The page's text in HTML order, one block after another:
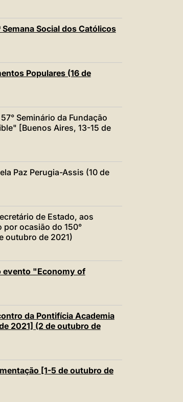
Social dos Católicos
Populares (16 de
Seminário da Fundação
[Buenos Aires, 13-15 de
Paz Perugia-Assis (10 de
de Estado, aos
ocasião do 150°
outubro de 2021)
evento "Economy of
da Pontifícia Academia
2021] (2 de outubro de
[1-5 de outubro de